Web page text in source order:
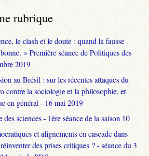
rubrique
le clash et le doute : quand la fausse
» Première séance de Politiques des
2019
au Brésil : sur les récentes attaques du
contre la sociologie et la philosophie, et
en général - 16 mai 2019
sciences - 1ère séance de la saison 10
et alignements en cascade dans
des prises critiques ? - séance du 3